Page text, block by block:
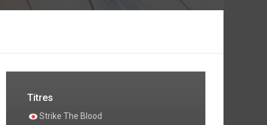
Titres
Strike The Blood